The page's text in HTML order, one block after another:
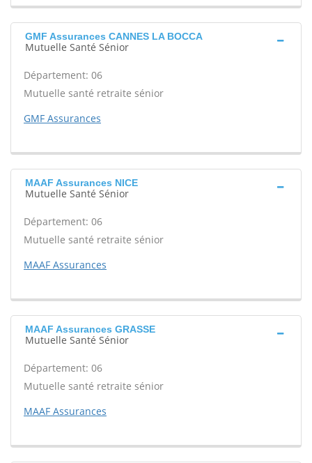
GMF Assurances CANNES LA BOCCA
Mutuelle Santé Sénior
Département: 06
Mutuelle santé retraite sénior
GMF Assurances
MAAF Assurances NICE
Mutuelle Santé Sénior
Département: 06
Mutuelle santé retraite sénior
MAAF Assurances
MAAF Assurances GRASSE
Mutuelle Santé Sénior
Département: 06
Mutuelle santé retraite sénior
MAAF Assurances